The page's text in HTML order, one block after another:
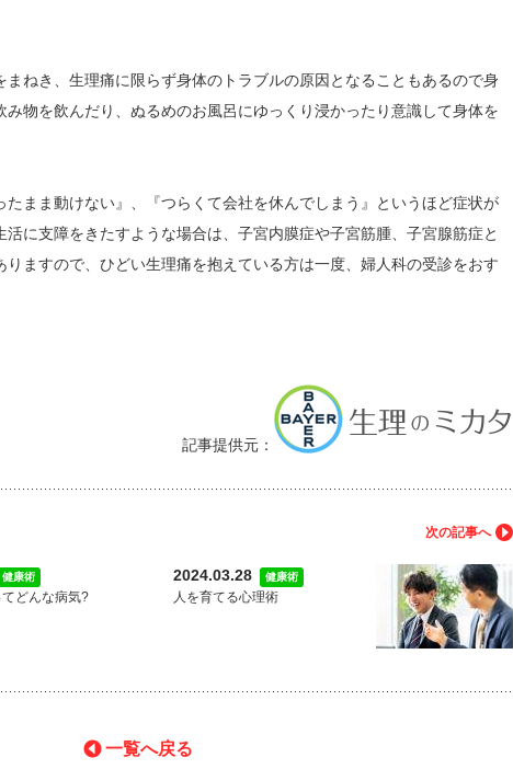
ねき、生理痛に限らず身体のトラブルの原因となることもあるので身
物を飲んだり、ぬるめのお風呂にゆっくり浸かったり意識して身体を
まま動けない』、『つらくて会社を休んでしまう』というほど症状が
に支障をきたすような場合は、子宮内膜症や子宮筋腫、子宮腺筋症と
ますので、ひどい生理痛を抱えている方は一度、婦人科の受診をおす
記事提供元：
健康術
どんな病気?
次の記事へ
2024.03.28 健康術
人を育てる心理術
一覧へ戻る